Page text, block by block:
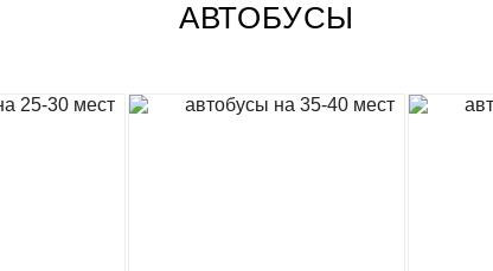
АВТОБУСЫ